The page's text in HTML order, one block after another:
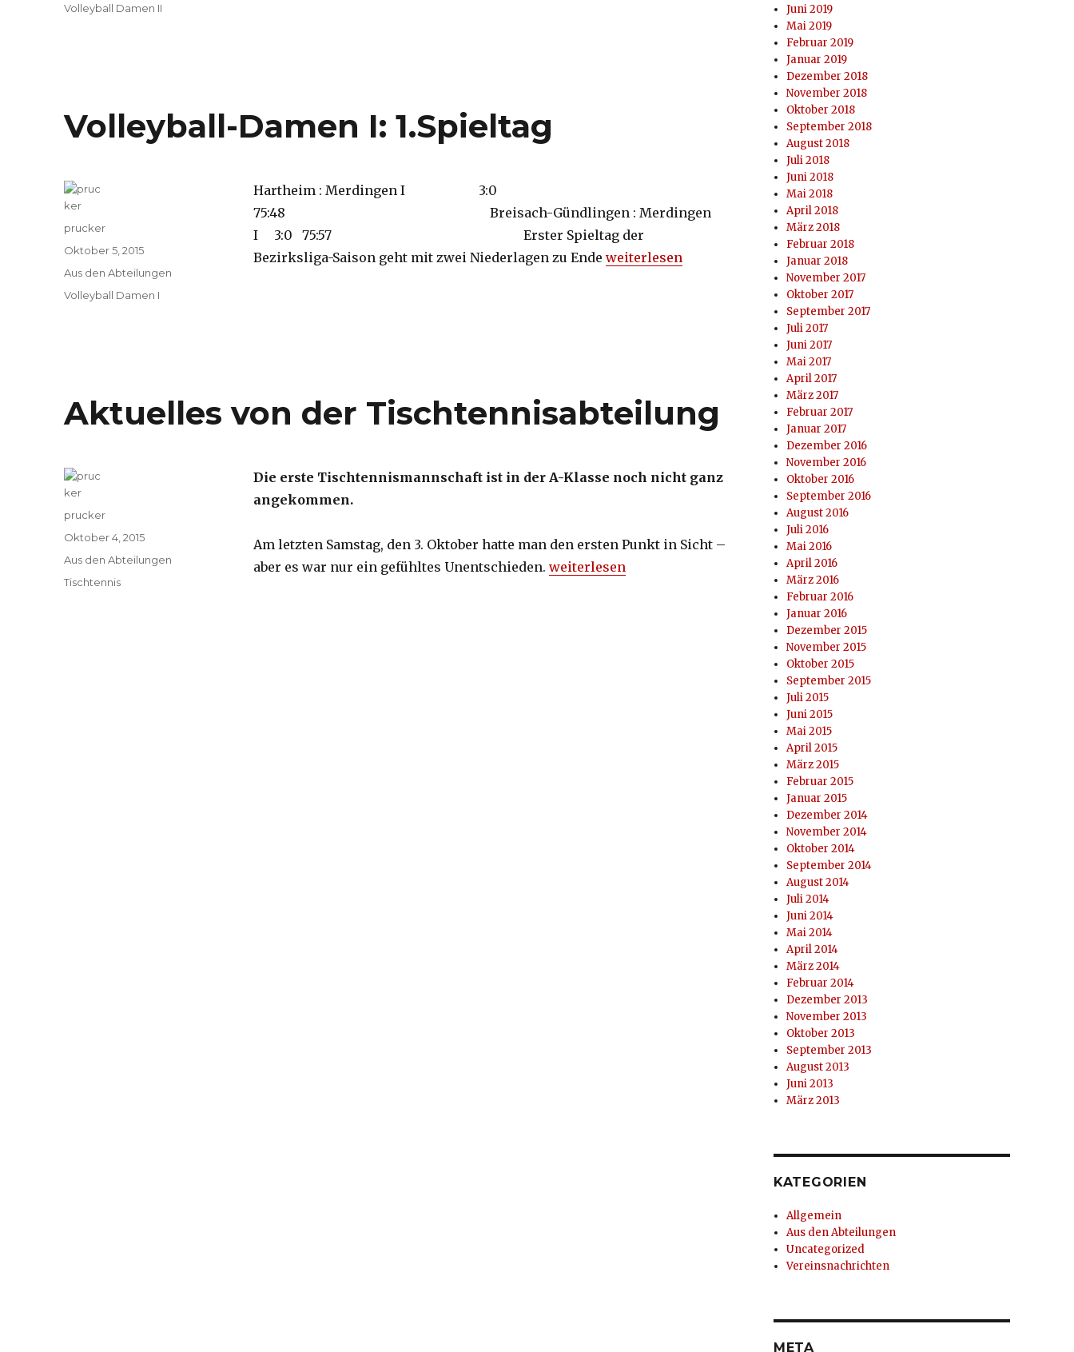
Schlagwörter
Volleyball Damen II
Volleyball-Damen I: 1.Spieltag
Hartheim : Merdingen I 3:0
75:48 Breisach-Gündlingen : Merdingen
I 3:0 75:57 Erster Spieltag der
Bezirksliga-Saison geht mit zwei Niederlagen zu Ende „Volleyball-Damen I: 1.Spieltag“
weiterlesen
Autor
prucker
Veröffentlicht
am
Oktober 5, 2015
Kategorien
Aus den Abteilungen
Schlagwörter
Volleyball Damen I
Aktuelles von der Tischtennisabteilung
Die erste Tischtennismannschaft ist in der A-Klasse noch nicht ganz
angekommen.
Am letzten Samstag, den 3. Oktober hatte man den ersten Punkt in Sicht –
aber es war nur ein gefühltes Unentschieden. „Aktuelles von der Tischtennisabteilung“
weiterlesen
Autor
prucker
Veröffentlicht
am
Oktober 4, 2015
Kategorien
Aus den Abteilungen
Schlagwörter
Tischtennis
Juni 2019
Mai 2019
Februar 2019
Januar 2019
Dezember 2018
November 2018
Oktober 2018
September 2018
August 2018
Juli 2018
Juni 2018
Mai 2018
April 2018
März 2018
Februar 2018
Januar 2018
November 2017
Oktober 2017
September 2017
Juli 2017
Juni 2017
Mai 2017
April 2017
März 2017
Februar 2017
Januar 2017
Dezember 2016
November 2016
Oktober 2016
September 2016
August 2016
Juli 2016
Mai 2016
April 2016
März 2016
Februar 2016
Januar 2016
Dezember 2015
November 2015
Oktober 2015
September 2015
Juli 2015
Juni 2015
Mai 2015
April 2015
März 2015
Februar 2015
Januar 2015
Dezember 2014
November 2014
Oktober 2014
September 2014
August 2014
Juli 2014
Juni 2014
Mai 2014
April 2014
März 2014
Februar 2014
Dezember 2013
November 2013
Oktober 2013
September 2013
August 2013
Juni 2013
März 2013
KATEGORIEN
Allgemein
Aus den Abteilungen
Uncategorized
Vereinsnachrichten
META